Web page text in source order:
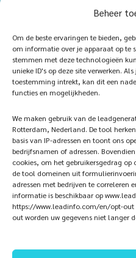
Beheer
Om de beste ervaringen te bieden,
om informatie over je apparaat op te
stemmen met deze technologieën
unieke ID's op deze site verwerken.
toestemming intrekt, kan dit een
functies en mogelijkheden.
We maken gebruik van de
Rotterdam, Nederland. De tool
basis van IP-adressen en toont ons
bedrijfsnamen of adressen.
cookies, om het gebruikersgedrag op
de tool domeinen uit
adressen met bedrijven te correleren
informatie is beschikbaar op
https://www.leadinfo.com/en/opt-out
out worden uw gegevens niet langer
Home
Products
iQ Atelier
References
Follow Us